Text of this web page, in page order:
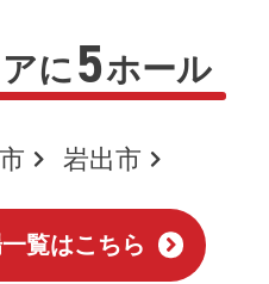
に5ホール
岩出市
覧はこちら